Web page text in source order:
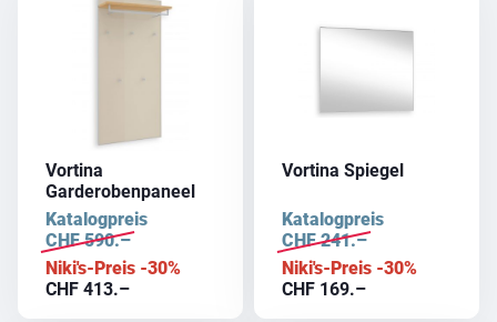
CHF 920
Vortina
Garderobenpaneel
Katalogpreis
CHF590.–
Niki's-Preis -30%
CHF 413.–
Vortina Spiegel
Katalogpreis
CHF241.–
Niki's-Preis -30%
CHF 169.–